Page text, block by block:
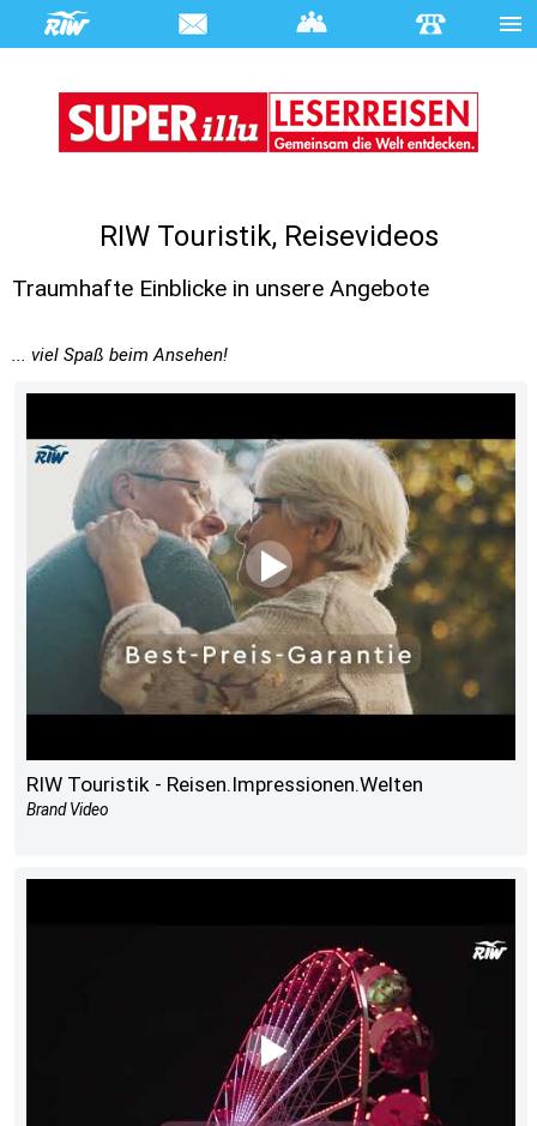
RIW Touristik, Reisevideos
Traumhafte Einblicke in unsere Angebote
... viel Spaß beim Ansehen!
RIW Touristik - Reisen.Impressionen.Welten
Brand Video